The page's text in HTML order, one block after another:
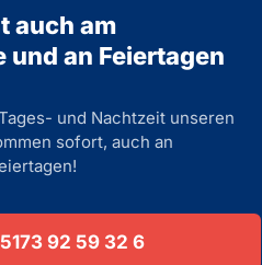
auch am
und an Feiertagen
und Nachtzeit unseren
sofort, auch an
92 59 32 6